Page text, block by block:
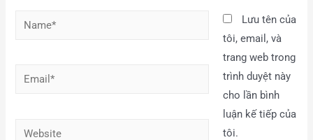
Lưu tên của
tôi, email, và
trang web trong
trình duyệt này
cho lần bình
luận kế tiếp của
tôi.